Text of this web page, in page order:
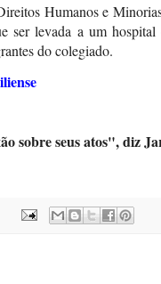
Humanos e
ser levada a um hospital
do colegiado.
sobre seus atos", diz